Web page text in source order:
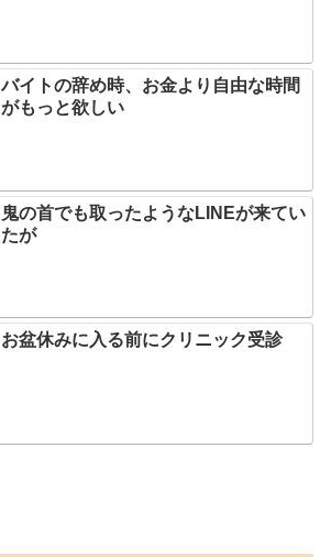
バイトの辞め時、お金より自由な時間
がもっと欲しい
鬼の首でも取ったようなLINEが来てい
たが
お盆休みに入る前にクリニック受診